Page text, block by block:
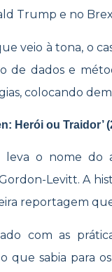
Trump e no
veio à tona, o
de dados e
colocando
Herói ou Traidor’
o nome do
Levitt. A
reportagem
com as
que sabia para